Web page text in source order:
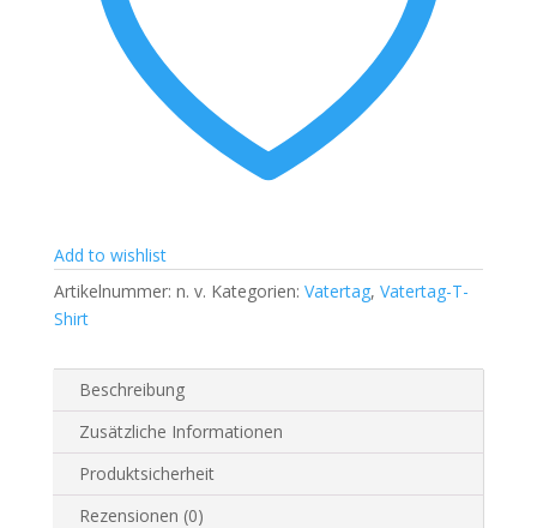
Add to wishlist
Artikelnummer: n. v. Kategorien: Vatertag, Vatertag-T-
Shirt
Beschreibung
Zusätzliche Informationen
Produktsicherheit
Rezensionen (0)